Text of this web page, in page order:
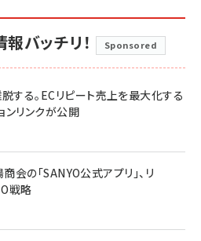
バッチリ！ Sponsored
する。ECリピート売上を最大化する
ンリンクが公開
の「SANYO公式アプリ」、リ
戦略